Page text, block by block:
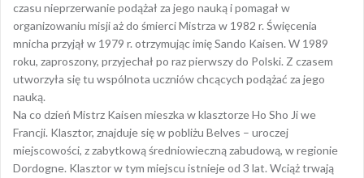
czasu nieprzerwanie podążał za jego nauką i pomagał w
organizowaniu misji aż do śmierci Mistrza w 1982 r. Święcenia
mnicha przyjął w 1979 r. otrzymując imię Sando Kaisen. W 1989
roku, zaproszony, przyjechał po raz pierwszy do Polski. Z czasem
utworzyła się tu wspólnota uczniów chcących podążać za jego
nauką.
Na co dzień Mistrz Kaisen mieszka w klasztorze Ho Sho Ji we
Francji. Klasztor, znajduje się w pobliżu Belves – uroczej
miejscowości, z zabytkową średniowieczną zabudową, w regionie
Dordogne. Klasztor w tym miejscu istnieje od 3 lat. Wciąż trwają